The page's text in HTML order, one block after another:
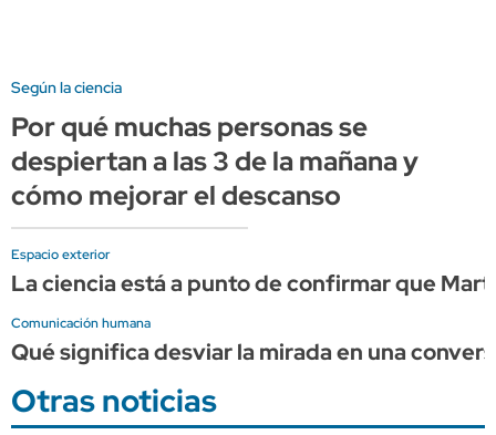
Según la ciencia
Por qué muchas personas se
despiertan a las 3 de la mañana y
cómo mejorar el descanso
Espacio exterior
La ciencia está a punto de confirmar que
Comunicación humana
Qué significa desviar la mirada en una
Otras noticias